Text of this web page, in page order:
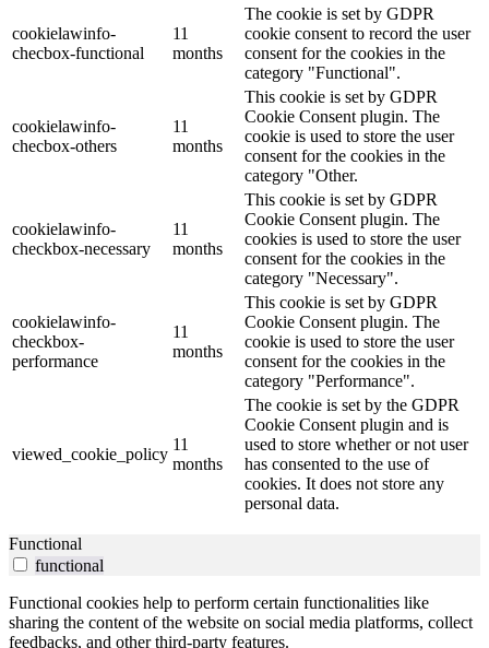
cookielawinfo-
checbox-functional
11
months
The cookie is set by GDPR
cookie consent to record the user
consent for the cookies in the
category "Functional".
cookielawinfo-
checbox-others
11
months
This cookie is set by GDPR
Cookie Consent plugin. The
cookie is used to store the user
consent for the cookies in the
category "Other.
cookielawinfo-
checkbox-necessary
11
months
This cookie is set by GDPR
Cookie Consent plugin. The
cookies is used to store the user
consent for the cookies in the
category "Necessary".
cookielawinfo-
checkbox-
performance
11
months
This cookie is set by GDPR
Cookie Consent plugin. The
cookie is used to store the user
consent for the cookies in the
category "Performance".
viewed_cookie_policy
11
months
The cookie is set by the GDPR
Cookie Consent plugin and is
used to store whether or not user
has consented to the use of
cookies. It does not store any
personal data.
Functional
functional
Functional cookies help to perform certain functionalities like
sharing the content of the website on social media platforms, collect
feedbacks, and other third-party features.